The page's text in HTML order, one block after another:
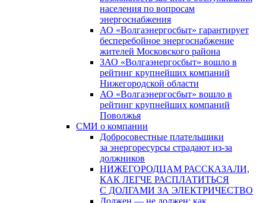
населения по вопросам
энергоснабжения
АО «Волгаэнергосбыт» гарантирует
бесперебойное энергоснабжение
жителей Московского района
ЗАО «Волгаэнергосбыт» вошло в
рейтинг крупнейших компаний
Нижегородской области
АО «Волгаэнергосбыт» вошло в
рейтинг крупнейших компаний
Поволжья
СМИ о компании
Добросовестные плательщики
за энергоресурсы страдают из-за
должников
НИЖЕГОРОДЦАМ РАССКАЗАЛИ,
КАК ЛЕГЧЕ РАСПЛАТИТЬСЯ
С ДОЛГАМИ ЗА ЭЛЕКТРИЧЕСТВО